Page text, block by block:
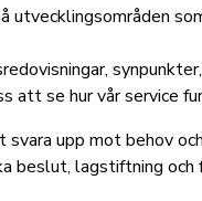
utvecklingsområden
att se hur vår service
upp mot behov
beslut, lagstiftning och